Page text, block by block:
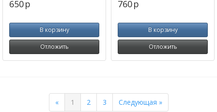
650p
В корзину
Отложить
760p
В корзину
Отложить
«Previous
1 2 3 Следующая »Next